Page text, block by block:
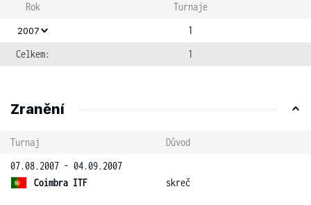
Rok Turnaje
2007
1
Celkem:
1
Zranění
Turnaj
Důvod
07.08.2007 - 04.09.2007
Coimbra ITF
skreč